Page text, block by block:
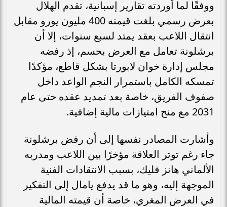
ووفقًا لما أوردته تقارير إسبانية، تقدم الهلال
بعرض رسمي بلغت قيمته 400 مليون يورو مقابل
انتقال اللاعب بعقد يمتد لسبع سنوات، إلا أن
برشلونة تعامل مع العرض بحسم، إذ رفضه
مجلس إدارة خوان لابورتا بشكل قاطع، مؤكدًا
تمسكه الكامل باستمرار النجم الواعد داخل
صفوف الفريق، خاصة بعد تمديد عقده حتى عام
2031 مع منح امتيازات مالية إضافية.
وأشارت المصادر نفسها إلى أن رفض برشلونة
جاء رغم توتر العلاقة مؤخرًا بين اللاعب ومدربه
الألماني هانز فليك، بسبب الانتقادات الفنية
الموجهة إليه، وهو ما قد يدفع يامال إلى التفكير
في العرض المغري، خاصة أن قيمته المالية